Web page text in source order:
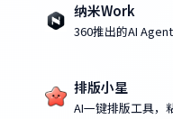
纳米Work
360推出的AI
排版小星
AI一键排版工具，